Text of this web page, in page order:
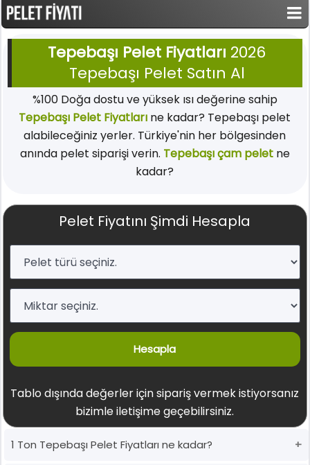
Tepebaşı Pelet Fiyatları 2026
Tepebaşı Pelet Satın Al
%100 Doğa dostu ve yüksek ısı değerine sahip
Tepebaşı Pelet Fiyatları ne kadar? Tepebaşı pelet
alabileceğiniz yerler. Türkiye'nin her bölgesinden
anında pelet siparişi verin. Tepebaşı çam peletne
kadar?
Pelet Fiyatını Şimdi Hesapla
Hesapla
Tablo dışında değerler için sipariş vermek istiyorsanız
bizimle iletişime geçebilirsiniz.
1 Ton Tepebaşı Pelet Fiyatları ne kadar?